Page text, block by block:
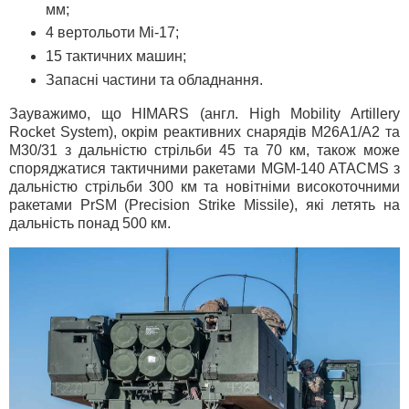
мм;
4 вертольоти Мі-17;
15 тактичних машин;
Запасні частини та обладнання.
Зауважимо, що HIMARS (англ. High Mobility Artillery
Rocket System), окрім реактивних снарядів M26A1/A2 та
M30/31 з дальністю стрільби 45 та 70 км, також може
споряджатися тактичними ракетами MGM-140 ATACMS з
дальністю стрільби 300 км та новітніми високоточними
ракетами PrSM (Precision Strike Missile), які летять на
дальність понад 500 км.